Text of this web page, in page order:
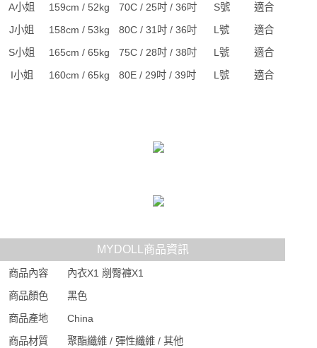
A小姐
159cm / 52kg 70C / 25吋 / 36吋 S號
適合
J小姐
158cm / 53kg 80C / 31吋 / 36吋 L號
適合
S小姐
165cm / 65kg 75C / 28吋 / 38吋 L號
適合
I小姐
160cm / 65kg 80E / 29吋 / 39吋 L號 適合
MYDOLL商品資訊
商品內容
內衣X1 削臀褲X1
商品顏色
黑色
商品產地
China
商品材質
聚酯纖維 / 彈性纖維 / 其他